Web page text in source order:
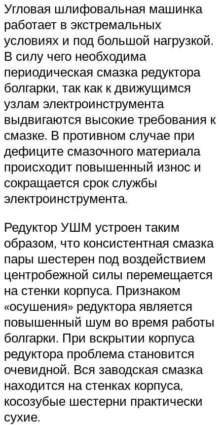
Угловая шлифовальная машинка
работает в экстремальных
условиях и под большой нагрузкой.
В силу чего необходима
периодическая смазка редуктора
болгарки, так как к движущимся
узлам электроинструмента
выдвигаются высокие требования к
смазке. В противном случае при
дефиците смазочного материала
происходит повышенный износ и
сокращается срок службы
электроинструмента.
Редуктор УШМ устроен таким
образом, что консистентная смазка
пары шестерен под воздействием
центробежной силы перемещается
на стенки корпуса. Признаком
«осушения» редуктора является
повышенный шум во время работы
болгарки. При вскрытии корпуса
редуктора проблема становится
очевидной. Вся заводская смазка
находится на стенках корпуса,
косозубые шестерни практически
сухие.